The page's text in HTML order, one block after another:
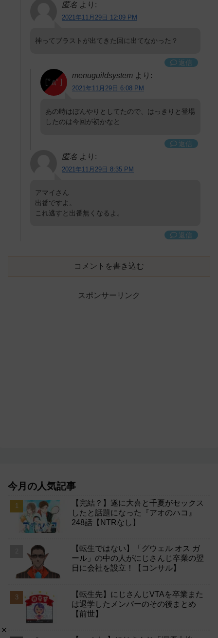
匿名 より:
2021年11月29日 12:09 PM
神ってブラストが出てきた回に出てなかった？
返信
menuguildsystem より:
2021年11月29日 6:08 PM
あの時はぼんやりとしてたので、はっきりと登場
したのは今回が初かなと
返信
匿名 より:
2021年11月29日 8:35 PM
アマイさん
出番ですよ。
これ逃すと出番無くなるよ。
返信
コメントを書き込む
スポンサーリンク
今月の人気記事
【完結？】遂に大喜と千夏がセックス
したと話題になった『アオのハコ』
248話【NTRなし】
【転生ではない】「グウェル オス ガ
ール」の中の人がにじさんじ卒業の翌
日に会社を設立！【コンサル】
【転生先】にじさんじVTAを卒業また
は退学したメンバーのその後まとめ
【前世】